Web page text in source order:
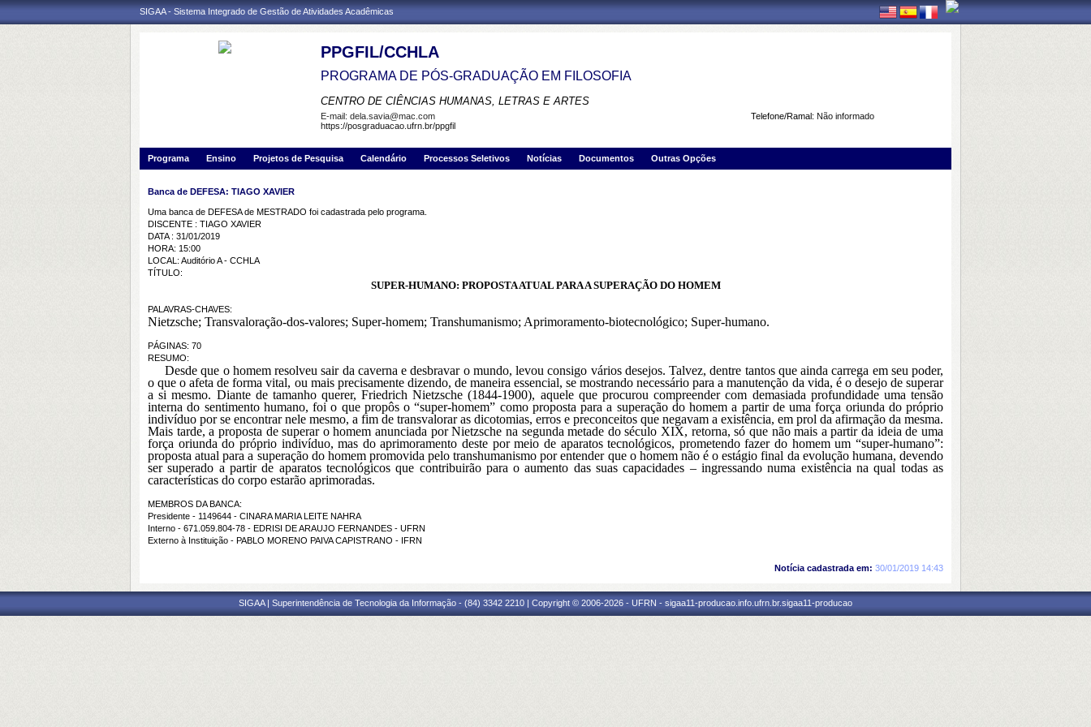
SIGAA - Sistema Integrado de Gestão de Atividades Acadêmicas
PPGFIL/CCHLA
PROGRAMA DE PÓS-GRADUAÇÃO EM FILOSOFIA
CENTRO DE CIÊNCIAS HUMANAS, LETRAS E ARTES
Telefone/Ramal: Não informado
E-mail: dela.savia@mac.com
https://posgraduacao.ufrn.br/ppgfil
Programa Ensino Projetos de Pesquisa Calendário Processos Seletivos Notícias Documentos Outras Opções
Banca de DEFESA: TIAGO XAVIER
Uma banca de DEFESA de MESTRADO foi cadastrada pelo programa.
DISCENTE : TIAGO XAVIER
DATA : 31/01/2019
HORA: 15:00
LOCAL: Auditório A - CCHLA
TÍTULO:
SUPER-HUMANO: PROPOSTA ATUAL PARA A SUPERAÇÃO DO HOMEM
PALAVRAS-CHAVES:
Nietzsche; Transvaloração-dos-valores; Super-homem; Transhumanismo; Aprimoramento-biotecnológico; Super-humano.
PÁGINAS: 70
RESUMO:
Desde que o homem resolveu sair da caverna e desbravar o mundo, levou consigo vários desejos. Talvez, dentre tantos que ainda carrega em seu poder,
o que o afeta de forma vital, ou mais precisamente dizendo, de maneira essencial, se mostrando necessário para a manutenção da vida, é o desejo de superar
a si mesmo. Diante de tamanho querer, Friedrich Nietzsche (1844-1900), aquele que procurou compreender com demasiada profundidade uma tensão
interna do sentimento humano, foi o que propôs o “super-homem” como proposta para a superação do homem a partir de uma força oriunda do próprio
indivíduo por se encontrar nele mesmo, a fim de transvalorar as dicotomias, erros e preconceitos que negavam a existência, em prol da afirmação da mesma.
Mais tarde, a proposta de superar o homem anunciada por Nietzsche na segunda metade do século XIX, retorna, só que não mais a partir da ideia de uma
força oriunda do próprio indivíduo, mas do aprimoramento deste por meio de aparatos tecnológicos, prometendo fazer do homem um “super-humano”:
proposta atual para a superação do homem promovida pelo transhumanismo por entender que o homem não é o estágio final da evolução humana, devendo
ser superado a partir de aparatos tecnológicos que contribuirão para o aumento das suas capacidades – ingressando numa existência na qual todas as
características do corpo estarão aprimoradas.
MEMBROS DA BANCA:
Presidente - 1149644 - CINARA MARIA LEITE NAHRA
Interno - 671.059.804-78 - EDRISI DE ARAUJO FERNANDES - UFRN
Externo à Instituição - PABLO MORENO PAIVA CAPISTRANO - IFRN
Notícia cadastrada em: 30/01/2019 14:43
SIGAA | Superintendência de Tecnologia da Informação - (84) 3342 2210 | Copyright © 2006-2026 - UFRN - sigaa11-producao.info.ufrn.br.sigaa11-producao